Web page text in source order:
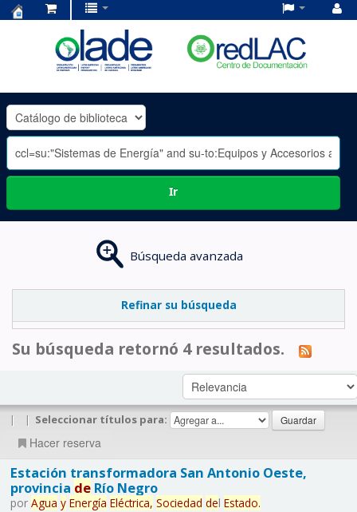
OLADE
-
Ir
Búsqueda avanzada
Refinar su búsqueda
Su búsqueda retornó 4 resultados.
| | Seleccionar títulos para:
Hacer reserva
Estación transformadora San Antonio Oeste,
provincia deRío Negro
por Agua y Energía Eléctrica, Sociedad del Estado.